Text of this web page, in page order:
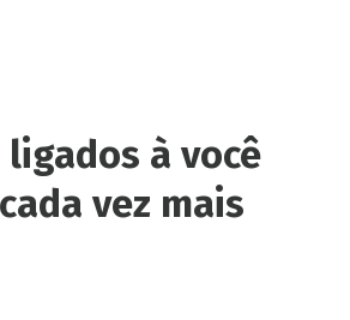
ligados à você
vez mais